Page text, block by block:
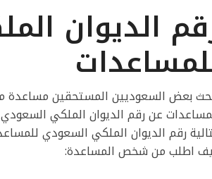
الديوان
بعض السعوديين المستحقين مساعدة
عن رقم الديوان الملكي
رقم الديوان الملكي السعودي
اطلب من شخص المساعدة: